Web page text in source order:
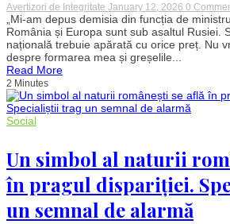
Avertizori de Integritate January 12, 2026 0
„Mi-am depus demisia din funcția de
România și Europa sunt sub asaltul Rusiei.
națională trebuie apărată cu orice preț. Nu
despre formarea mea și greșelile...
Read More
2 Minutes
Social
Un simbol al naturii
în pragul dispariției.
un semnal de alarmă